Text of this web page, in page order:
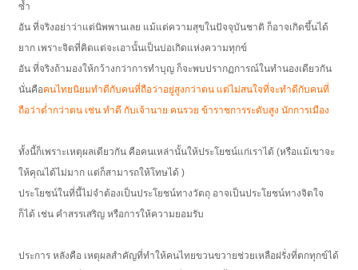
ซ้ำ
อัน ที่จริงอย่าว่าแต่นิพพานเลย แม้แต่ความสุขในปัจจุบันชาติ ก็อาจเกิดขึ้นได้
ยาก เพราะจิตที่คิดแต่จะเอานั้นเป็นบ่อเกิดแห่งความทุกข์
อัน ที่จริงถ้ามองให้กว้างกว่าการทำบุญ ก็จะพบปรากฏการณ์ในทำนองเดียวกัน
นั่นคือคนไทยนิยมทำดีกับคนที่ถือว่าอยู่สูงกว่าตน แต่ไม่สนใจที่จะทำดีกับคนที่
ถือว่าต่ำกว่าตน เช่น ทำดี กับเจ้านาย คนรวย ข้าราชการระดับสูง นักการเมือง
ทั้งนี้ก็เพราะเหตุผลเดียวกัน คือคนเหล่านั้นให้ประโยชน์แก่เราได้ (หรือแม้เขาจะ
ให้คุณได้ไม่มาก แต่ก็สามารถให้โทษได้ )
ประโยชน์ในที่นี้ไม่จำต้องเป็นประโยชน์ทางวัตถุ อาจเป็นประโยชน์ทางจิตใจ
ก็ได้ เช่น คำสรรเสริญ หรือการให้ความยอมรับ
ประการ หลังคือ เหตุผลสำคัญที่ทำให้คนไทยขวนขวายช่วยเหลือฝรั่งที่ตกทุกข์ได้